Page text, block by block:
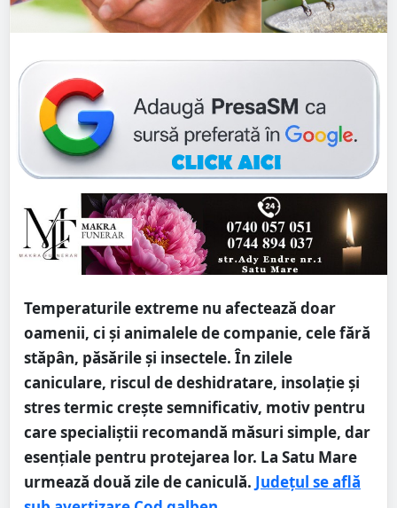
Temperaturile extreme nu afectează doar
oamenii, ci și animalele de companie, cele fără
stăpân, păsările și insectele. În zilele
caniculare, riscul de deshidratare, insolație și
stres termic crește semnificativ, motiv pentru
care specialiștii recomandă măsuri simple, dar
esențiale pentru protejarea lor. La Satu Mare
urmează două zile de caniculă. Județul se află